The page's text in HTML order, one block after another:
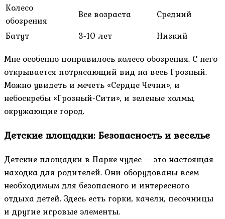
Колесо
обозрения
Все возраста
Средний
Батут
3-10 лет
Низкий
Мне особенно понравилось колесо обозрения. С него
открывается потрясающий вид на весь Грозный.
Можно увидеть и мечеть «Сердце Чечни», и
небоскребы «Грозный-Сити», и зеленые холмы,
окружающие город.
Детские площадки: Безопасность и веселье
Детские площадки в Парке чудес – это настоящая
находка для родителей. Они оборудованы всем
необходимым для безопасного и интересного
отдыха детей. Здесь есть горки, качели, песочницы
и другие игровые элементы.